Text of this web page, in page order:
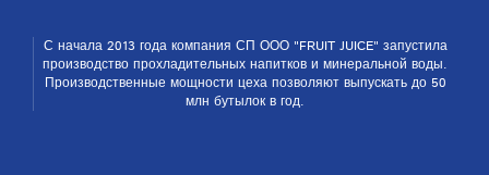
С начала 2013 года компания СП ООО "FRUIT JUICE" запустила
производство прохладительных напитков и ми­неральной воды.
Производственные мощности цеха позволяют выпускать до 50
млн бутылок в год.